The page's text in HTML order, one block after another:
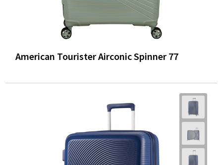
American Tourister Airconic Spinner 77